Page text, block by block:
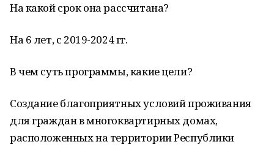
На какой срок она рассчитана?
На 6 лет, с 2019-2024 гг.
В чем суть программы, какие цели?
Создание благоприятных условий проживания
для граждан в многоквартирных домах,
расположенных на территории Республики